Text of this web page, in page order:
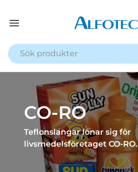
CO-RO
Teflonslangar lönar sig för
livsmedelsföretaget CO-RO.